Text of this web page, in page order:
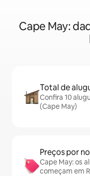
Cape May:
Total de
Confira 10
(Cape May)
Preços por
Cape May: os
começam em